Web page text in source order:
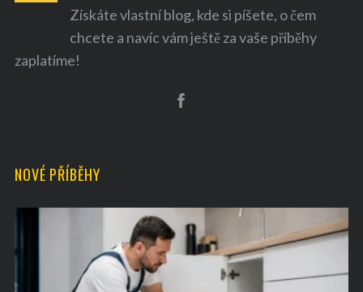
Získáte vlastní blog, kde si píšete, o čem
chcete a navíc vám ještě za vaše příběhy
zaplatíme!
NOVÉ PŘÍBĚHY